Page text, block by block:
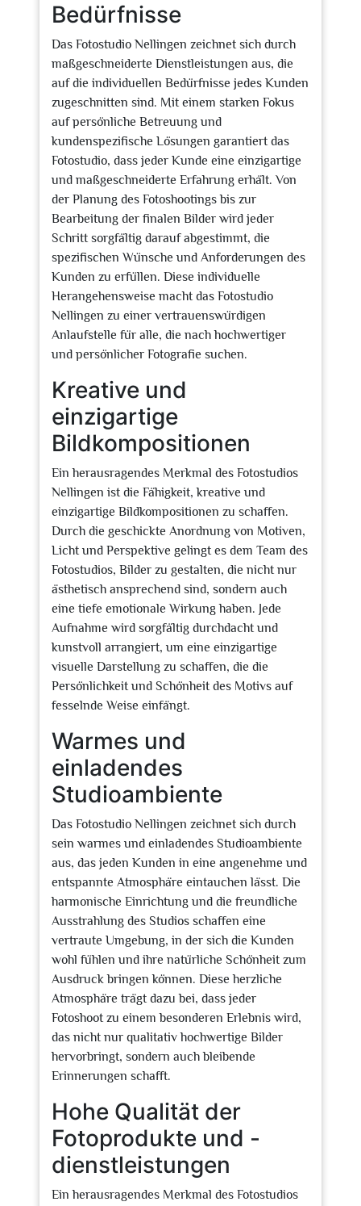
Bedürfnisse
Das Fotostudio Nellingen zeichnet sich durch
maßgeschneiderte Dienstleistungen aus, die
auf die individuellen Bedürfnisse jedes Kunden
zugeschnitten sind. Mit einem starken Fokus
auf persönliche Betreuung und
kundenspezifische Lösungen garantiert das
Fotostudio, dass jeder Kunde eine einzigartige
und maßgeschneiderte Erfahrung erhält. Von
der Planung des Fotoshootings bis zur
Bearbeitung der finalen Bilder wird jeder
Schritt sorgfältig darauf abgestimmt, die
spezifischen Wünsche und Anforderungen des
Kunden zu erfüllen. Diese individuelle
Herangehensweise macht das Fotostudio
Nellingen zu einer vertrauenswürdigen
Anlaufstelle für alle, die nach hochwertiger
und persönlicher Fotografie suchen.
Kreative und
einzigartige
Bildkompositionen
Ein herausragendes Merkmal des Fotostudios
Nellingen ist die Fähigkeit, kreative und
einzigartige Bildkompositionen zu schaffen.
Durch die geschickte Anordnung von Motiven,
Licht und Perspektive gelingt es dem Team des
Fotostudios, Bilder zu gestalten, die nicht nur
ästhetisch ansprechend sind, sondern auch
eine tiefe emotionale Wirkung haben. Jede
Aufnahme wird sorgfältig durchdacht und
kunstvoll arrangiert, um eine einzigartige
visuelle Darstellung zu schaffen, die die
Persönlichkeit und Schönheit des Motivs auf
fesselnde Weise einfängt.
Warmes und
einladendes
Studioambiente
Das Fotostudio Nellingen zeichnet sich durch
sein warmes und einladendes Studioambiente
aus, das jeden Kunden in eine angenehme und
entspannte Atmosphäre eintauchen lässt. Die
harmonische Einrichtung und die freundliche
Ausstrahlung des Studios schaffen eine
vertraute Umgebung, in der sich die Kunden
wohl fühlen und ihre natürliche Schönheit zum
Ausdruck bringen können. Diese herzliche
Atmosphäre trägt dazu bei, dass jeder
Fotoshoot zu einem besonderen Erlebnis wird,
das nicht nur qualitativ hochwertige Bilder
hervorbringt, sondern auch bleibende
Erinnerungen schafft.
Hohe Qualität der
Fotoprodukte und -
dienstleistungen
Ein herausragendes Merkmal des Fotostudios